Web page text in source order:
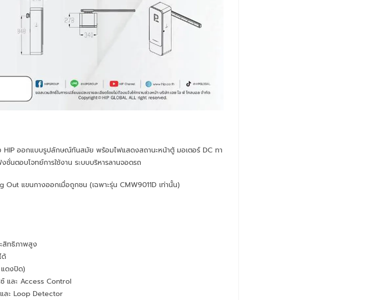
HIP ออกแบบรูปลักษณ์ทันสมัย พร้อมไฟแสดงสถานะหน้าตู้ มอเตอร์ DC ทา
ชั่นตอบโจทย์การใช้งาน ระบบบริหารลานจอดรถ
Out แขนกางออกเมื่อถูกชน (เฉพาะรุ่น CMW9011D เท่านั้น)
สิทธิภาพสูง
ด้
แดงปิด)
และ Access Control
ละ Loop Detector